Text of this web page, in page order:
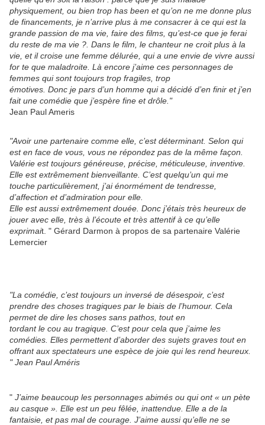
physiquement, ou bien trop has been et qu’on ne me donne plus
de financements, je n’arrive plus à me consacrer à ce qui est la
grande passion de ma vie, faire des films, qu’est-ce que je ferai
du reste de ma vie ?. Dans le film, le chanteur ne croit plus à la
vie, et il croise une femme délurée, qui a une envie de vivre aussi
for te que maladroite. Là encore j’aime ces personnages de
femmes qui sont toujours trop fragiles, trop
émotives. Donc je pars d’un homme qui a décidé d’en finir et j’en
fait une comédie que j’espère fine et drôle."
Jean Paul Ameris
"Avoir une partenaire comme elle, c’est déterminant. Selon qui
est en face de vous, vous ne répondez pas de la même façon.
Valérie est toujours généreuse, précise, méticuleuse, inventive.
Elle est extrêmement bienveillante. C’est quelqu’un qui me
touche particulièrement, j’ai énormément de tendresse,
d’affection et d’admiration pour elle.
Elle est aussi extrêmement douée. Donc j’étais très heureux de
jouer avec elle, très à l’écoute et très attentif à ce qu’elle
exprimait. " Gérard Darmon à propos de sa partenaire Valérie
Lemercier
"La comédie, c’est toujours un inversé de désespoir, c’est
prendre des choses tragiques par le biais de l’humour. Cela
permet de dire les choses sans pathos, tout en
tordant le cou au tragique. C’est pour cela que j’aime les
comédies. Elles permettent d’aborder des sujets graves tout en
offrant aux spectateurs une espèce de joie qui les rend heureux.
" Jean Paul Améris
" J’aime beaucoup les personnages abimés ou qui ont « un pète
au casque ». Elle est un peu fêlée, inattendue. Elle a de la
fantaisie, et pas mal de courage. J’aime aussi qu’elle ne se